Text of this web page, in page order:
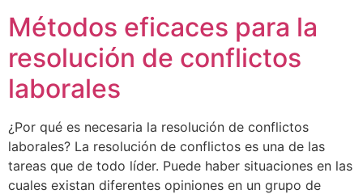
Métodos eficaces para la
resolución de conflictos
laborales
¿Por qué es necesaria la resolución de conflictos
laborales? La resolución de conflictos es una de las
tareas que de todo líder. Puede haber situaciones en las
cuales existan diferentes opiniones en un grupo de